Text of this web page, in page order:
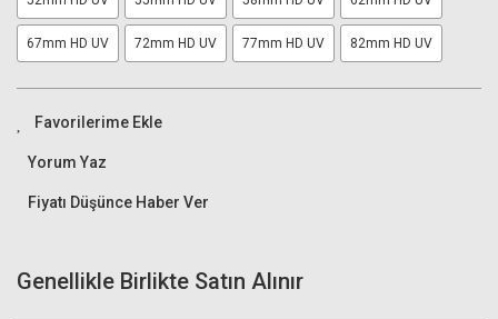
67mm HD UV 72mm HD UV 77mm HD UV 82mm HD UV
Yorum Yaz
Fiyatı Düşünce Haber Ver
Genellikle Birlikte Satın Alınır